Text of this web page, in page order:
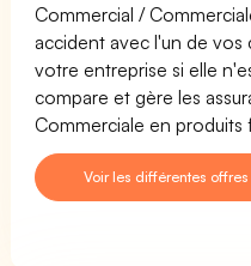
Commercial /
accident avec l'un de
votre entreprise si elle
compare et gère les
Commerciale en produits
Voir les différentes